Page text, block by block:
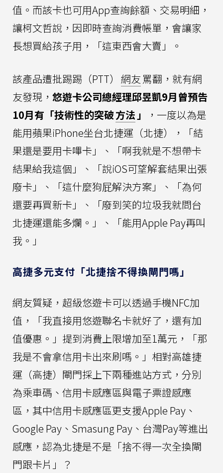
值。而該卡也可用App查詢餘額、交易明細，
讓柯文哲說，因即時查詢消費帳單，會讓家
長想買給孩子用，「這東西會大賣」。
該產品遭批踢踢（PTT） 網友 罵翻，就有網
友發現， 悠遊卡公司總經理邱昱凱9月曾預告
10月有「技術性的突破方法」
，一度以為是
能用蘋果iPhone坐台北捷運（北捷），「結
果還是要用卡嗶卡」、「啊我就是不想帶卡
結果給我這個」、「說iOS可望解套結果出張
廢卡」、「這什麼狗屁解決方案」、「為何
還要再買新卡」、「廢到笑的垃圾我就問台
北捷運還能多爛。」、「能用Apple Pay再叫
我。」
高捷多元支付「北捷捨不得換閘門嗎」
網友質疑，超級悠遊卡可以透過手機NFC加
值，「我直接用悠遊聯名卡就好了，還有加
值優惠。」提到消費上限增加至1萬元，「那
我是不會拿信用卡出來刷嗎。」相對高雄捷
運（高捷）閘門採上下兩種進站方式，分別
為乘車碼、信用卡感應區與電子票證感應
區，其中信用卡感應區更支援Apple Pay、
Google Pay、Smasung Pay、台灣Pay等進出
感應，認為北捷是不是「捨不得一次全換閘
門跟卡片」？